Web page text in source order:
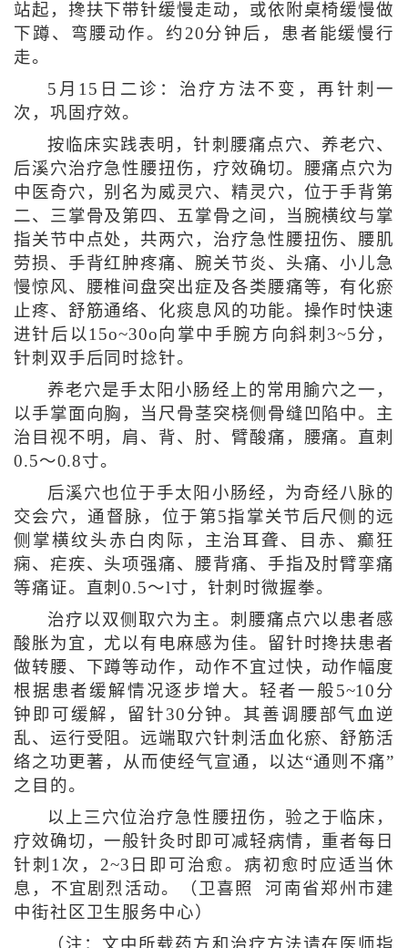
站起，搀扶下带针缓慢走动，或依附桌椅缓慢做
下蹲、弯腰动作。约20分钟后，患者能缓慢行
走。
5月15日二诊：治疗方法不变，再针刺一
次，巩固疗效。
按临床实践表明，针刺腰痛点穴、养老穴、
后溪穴治疗急性腰扭伤，疗效确切。腰痛点穴为
中医奇穴，别名为威灵穴、精灵穴，位于手背第
二、三掌骨及第四、五掌骨之间，当腕横纹与掌
指关节中点处，共两穴，治疗急性腰扭伤、腰肌
劳损、手背红肿疼痛、腕关节炎、头痛、小儿急
慢惊风、腰椎间盘突出症及各类腰痛等，有化瘀
止疼、舒筋通络、化痰息风的功能。操作时快速
进针后以15o~30o向掌中手腕方向斜刺3~5分，
针刺双手后同时捻针。
养老穴是手太阳小肠经上的常用腧穴之一，
以手掌面向胸，当尺骨茎突桡侧骨缝凹陷中。主
治目视不明，肩、背、肘、臂酸痛，腰痛。直刺
0.5～0.8寸。
后溪穴也位于手太阳小肠经，为奇经八脉的
交会穴，通督脉，位于第5指掌关节后尺侧的远
侧掌横纹头赤白肉际，主治耳聋、目赤、癫狂
痫、疟疾、头项强痛、腰背痛、手指及肘臂挛痛
等痛证。直刺0.5～l寸，针刺时微握拳。
治疗以双侧取穴为主。刺腰痛点穴以患者感
酸胀为宜，尤以有电麻感为佳。留针时搀扶患者
做转腰、下蹲等动作，动作不宜过快，动作幅度
根据患者缓解情况逐步增大。轻者一般5~10分
钟即可缓解，留针30分钟。其善调腰部气血逆
乱、运行受阻。远端取穴针刺活血化瘀、舒筋活
络之功更著，从而使经气宣通，以达“通则不痛”
之目的。
以上三穴位治疗急性腰扭伤，验之于临床，
疗效确切，一般针灸时即可减轻病情，重者每日
针刺1次，2~3日即可治愈。病初愈时应适当休
息，不宜剧烈活动。（卫喜照 河南省郑州市建
中街社区卫生服务中心）
（注：文中所载药方和治疗方法请在医师指